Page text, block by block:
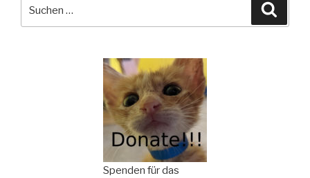
Spenden für das